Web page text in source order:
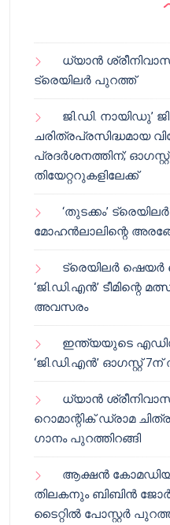
ധ്യാൻ
ട്രെയിലർ പുറത്ത്
ജി.ഡി. നായിഡു’
ചരിത്രപ്രസിദ്ധമായ
പ്രദർശനത്തിന്; ഓഗസ്റ്റ്
തിയേറ്ററുകളിലേക്ക്
‘തുടക്കം’
മോഹൻലാലിന്റെ
ട്രെയിലർ ഷെയർ
‘ജി.ഡി.എൻ’ ടീമിന്റെ
അവസരം
ഇന്ത്യയുടെ
‘ജി.ഡി.എൻ’ ഓഗസ്റ്റ് 7ന്
ധ്യാൻ
റൊമാന്റിക് ഡ്രാമ
ഗാനം പുറത്തിറങ്ങി
ആക്ഷൻ
തിലകനും ബിബിൻ
ടൈറ്റിൽ പോസ്റ്റർ